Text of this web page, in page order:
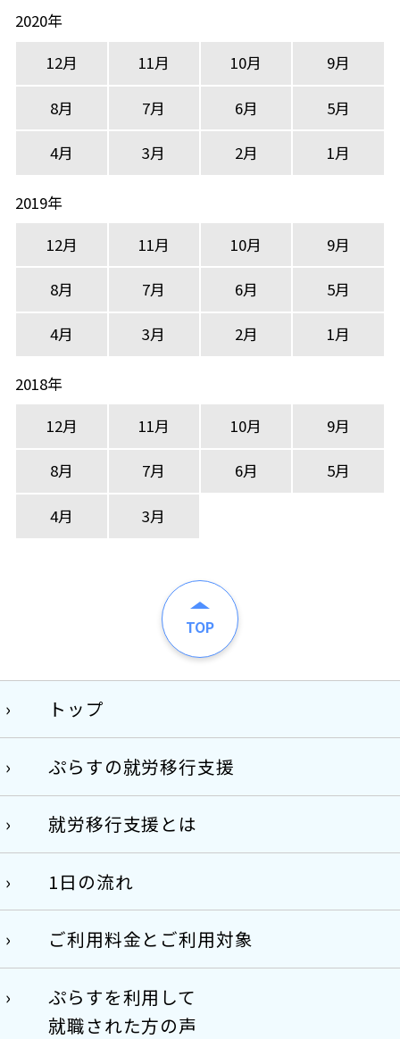
2020年
12月
11月 10月 9月
8月 7月 6月 5月
4月 3月 2月 1月
2019年
12月
11月 10月 9月
8月 7月 6月 5月
4月 3月 2月 1月
2018年
12月
11月 10月 9月
8月 7月 6月 5月
4月 3月
TOP
トップ
ぷらすの就労移行支援
就労移行支援とは
1日の流れ
ご利用料金とご利用対象
ぷらすを利用して
就職された方の声